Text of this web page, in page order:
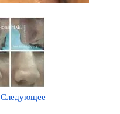
Следующее